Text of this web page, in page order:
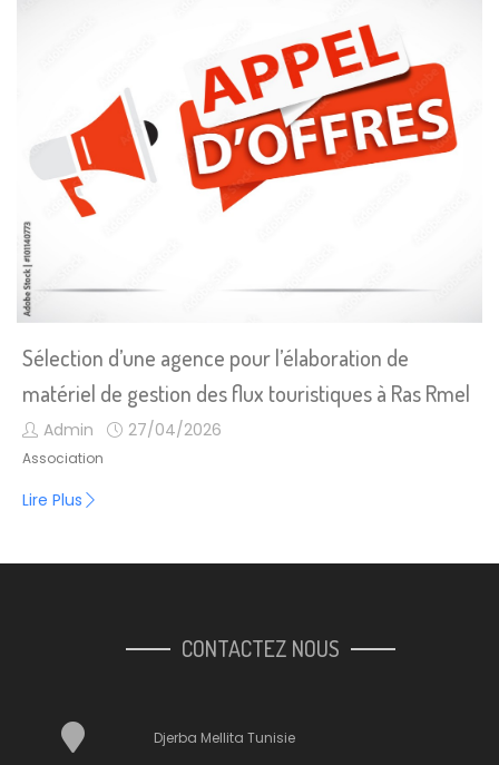
Sélection d’une agence pour l’élaboration de
matériel de gestion des flux touristiques à Ras Rmel
Admin 27/04/2026
Association
Lire Plus
CONTACTEZ NOUS
Djerba Mellita Tunisie